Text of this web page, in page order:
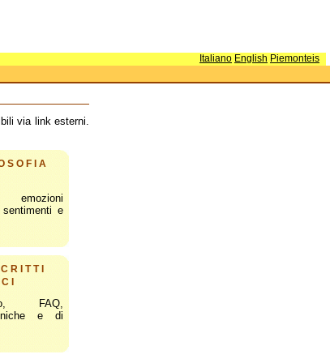
Italiano English Piemonteis
via link esterni.
e
FAQ,
e di